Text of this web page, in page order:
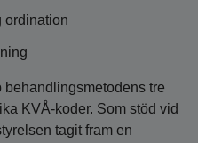
ordination
behandlingsmetodens tre
KVÅ-koder. Som stöd vid
tagit fram en